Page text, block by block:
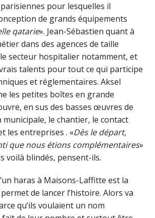
pour lesquelles il
de grands équipements
qatarie». Jean-Sébastien quant à
dans des agences de taille
secteur hospitalier notamment, et
talents pour tout ce qui participe
et réglementaires. Aksel
les petites boîtes en grande
en sus des basses œuvres de
le chantier, le contact
les entreprises . «Dès le départ,
que nous étions complémentaires»
voilà blindés, pensent-ils.
haras à Maisons-Laffitte est la
de lancer l’histoire. Alors va
qu’ils voulaient un nom